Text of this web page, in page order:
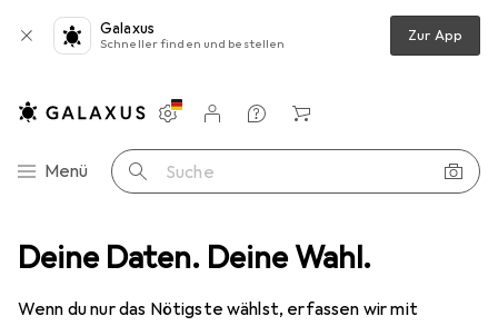
Deine Daten. Deine Wahl.
Wenn du nur das Nötigste wählst, erfassen wir mit
Galaxus
Schneller finden und bestellen Zur App
Navigation nach Kategorien
Menü Suche
Einstellungen
Kundenkonto
Vergleichslisten
Merklisten
Warenkorb
Möbelausstattung Kws Trennwandstützen 4001 / 4003